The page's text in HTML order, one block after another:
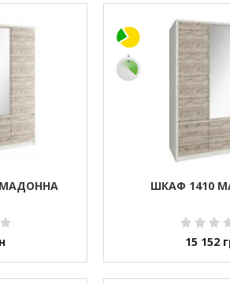
ШКАФ 1410
15 152